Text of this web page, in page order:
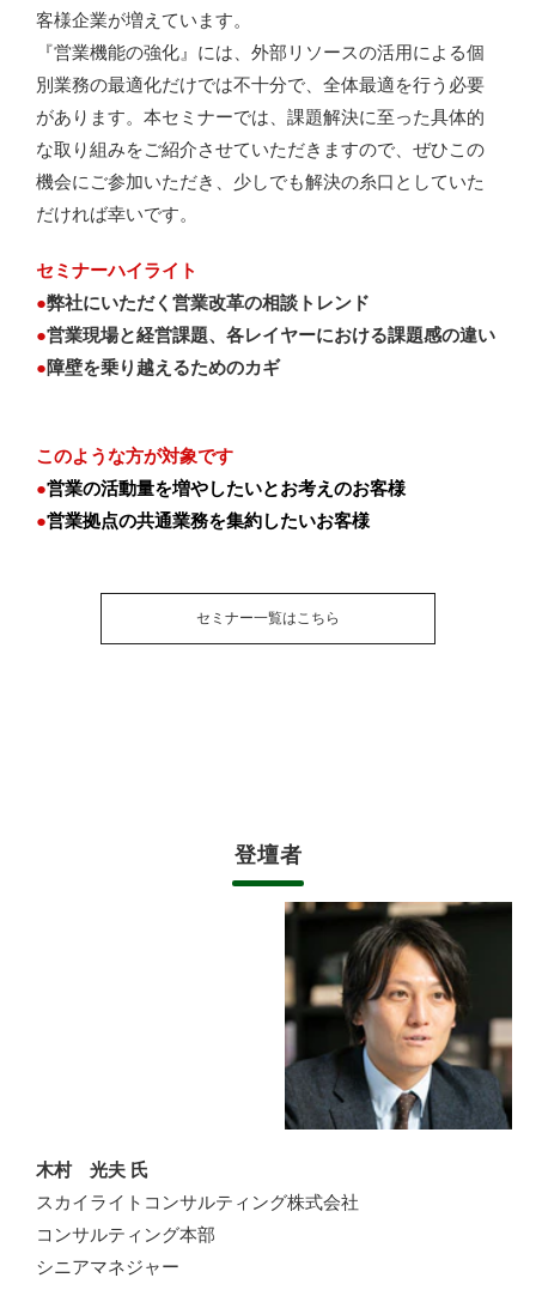
客様企業が増えています。
『営業機能の強化』には、外部リソースの活用による個
別業務の最適化だけでは不十分で、全体最適を行う必要
があります。本セミナーでは、課題解決に至った具体的
な取り組みをご紹介させていただきますので、ぜひこの
機会にご参加いただき、少しでも解決の糸口としていた
だければ幸いです。
セミナーハイライト
●弊社にいただく営業改革の相談トレンド
●営業現場と経営課題、各レイヤーにおける課題感の違い
●障壁を乗り越えるためのカギ
このような方が対象です
●営業の活動量を増やしたいとお考えのお客様
●営業拠点の共通業務を集約したいお客様
セミナー一覧はこちら
登壇者
木村 光夫 氏
スカイライトコンサルティング株式会社
コンサルティング本部
シニアマネジャー